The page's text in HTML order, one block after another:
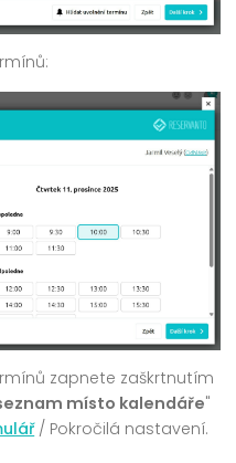
zapnete zaškrtnutím
místo kalendáře"
/ Pokročilá nastavení.